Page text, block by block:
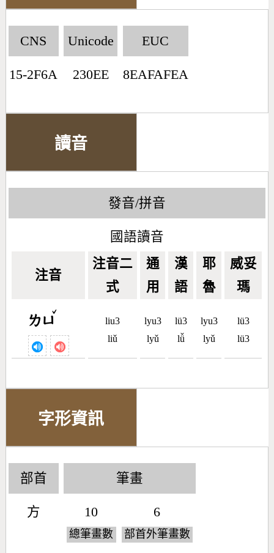
CNS
15-2F6A
Unicode
230EE
EUC
8EAFAFEA
讀音
發音/拼音
國語讀音
注音
注音二
式
通
用
漢
語
耶
魯
威妥
瑪
ㄌㄩ
ˇ
liu3
liǔ
lyu3
lyǔ
lü3
lǚ
lyu3
lyǔ
lü3
lü3
字形資訊
部首
方
筆畫
10
總筆畫數
6
部首外筆畫數